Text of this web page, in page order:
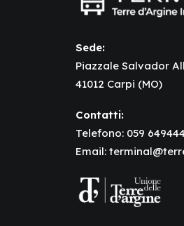
Sede:
Piazzale Salvador
41012 Carpi (MO)
Contatti:
Telefono: 059
Email: